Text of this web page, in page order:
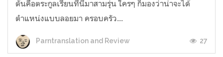
ตันคือตระกูลเรียนที่นี่มาสามรุ่น ใครๆ ก็มองว่าน่าจะได้
ตำแหน่งแบบลอยมา ครอบครัว...
Parntranslation and Review 27